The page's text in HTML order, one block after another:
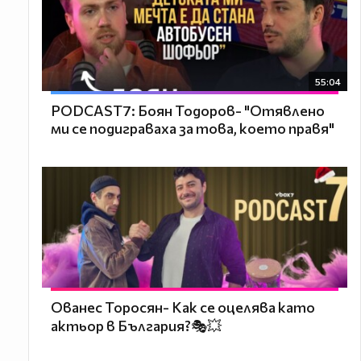
55:04
PODCAST7: ‪Боян Тодоров- "Отявлено
ми се подиграваха за това, което правя"
Ованес Торосян- Как се оцелява като
актьор в България?🎭💥